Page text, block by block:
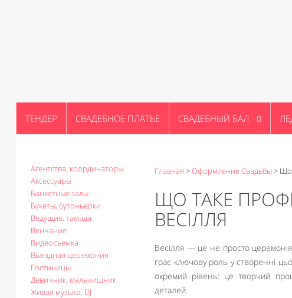
ТЕНДЕР СВАДЕБНОЕ ПЛАТЬЕ СВАДЕБНЫЙ БАЛ
Агентства, координаторы
Аксессуары
Банкетные залы
Букеты, бутоньерки
Ведущие, тамада
Венчание
Видеосъемка
Выездная церемония
Гостиницы
Девичник, мальчишник
Живая музыка, DJ
Главная >Оформление Свадьбы> Що
ЩО ТАКЕ
ВЕСІЛЛЯ
Весілля — це не просто церемонія
грає ключову роль у створенні
окремий рівень: це творчий
деталей.